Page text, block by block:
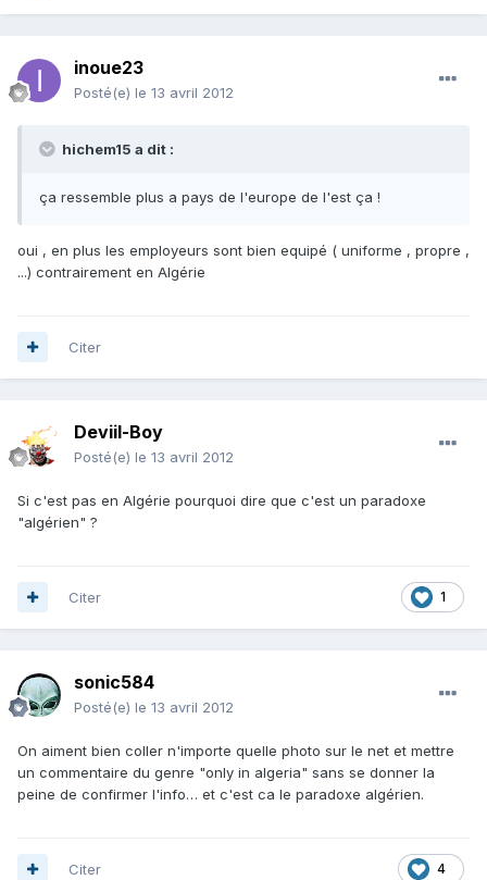
inoue23
Posté(e) le 13 avril 2012
hichem15 a dit :
ça ressemble plus a pays de l'europe de l'est ça !
oui , en plus les employeurs sont bien equipé ( uniforme , propre ,
...) contrairement en Algérie
Citer
Deviil-Boy
Posté(e) le 13 avril 2012
Si c'est pas en Algérie pourquoi dire que c'est un paradoxe
"algérien" ?
1
Citer
sonic584
Posté(e) le 13 avril 2012
On aiment bien coller n'importe quelle photo sur le net et mettre
un commentaire du genre "only in algeria" sans se donner la
peine de confirmer l'info… et c'est ca le paradoxe algérien.
4
Citer